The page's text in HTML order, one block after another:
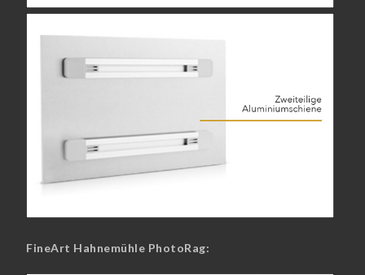
FineArt Hahnemühle PhotoRag: